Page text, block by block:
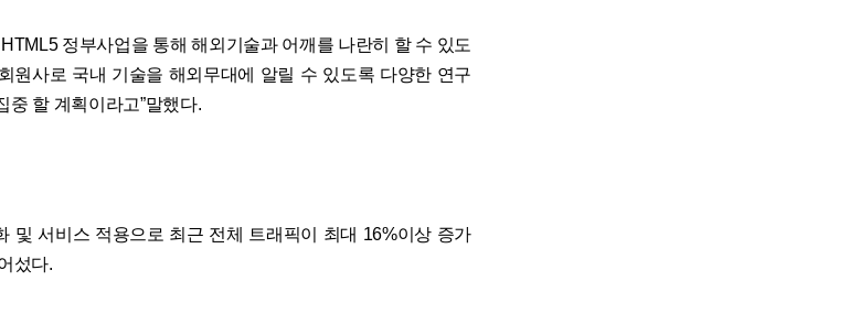
정부사업을 통해 해외기술과 어깨를 나란히 할 수 있도
원사로 국내 기술을 해외무대에 알릴 수 있도록 다양한 연구
중 할 계획이라고”말했다.
및 서비스 적용으로 최근 전체 트래픽이 최대 16%이상 증가
섰다.